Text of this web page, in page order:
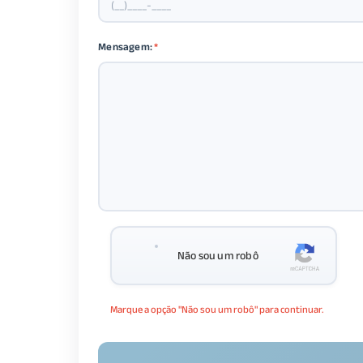
Mensagem:*
Não sou um robô
Marque a opção "Não sou um robô" para continuar.